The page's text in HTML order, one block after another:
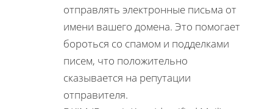
отправлять электронные письма от
имени вашего домена. Это помогает
бороться со спамом и подделками
писем, что положительно
сказывается на репутации
отправителя.